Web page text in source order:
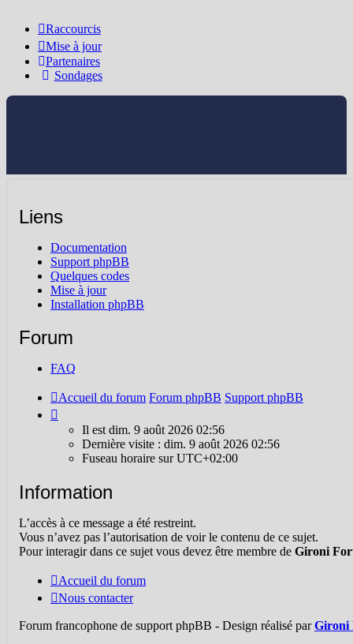
Raccourcis
Mise à jour
Partenaires
Sondages
Liens
Documentation
Support phpBB
Quelques codes
Mise à jour
Installation phpBB
Forum
FAQ
Accueil du forum Forum phpBB Support phpBB
est
dim.
02:56
Il est dim. 9 août 2026 02:56
Dernière visite : dim. 9 août 2026 02:56
Fuseau horaire surUTC+02:00
Information
L’accès à ce message a été restreint.
Vous n’avez pas l’autorisation de voir le contenu de ce sujet.
Pour interagir dans ce sujet vous devez être membre de Gironi
Accueil du forum
Nous contacter
Forum francophone de support phpBB - Design réalisé parGironi